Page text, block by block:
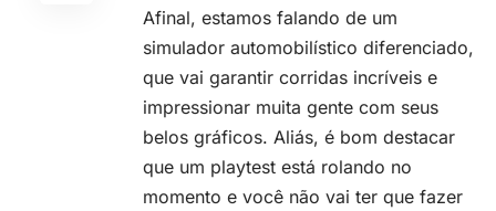
Afinal, estamos falando de um
simulador automobilístico diferenciado,
que vai garantir corridas incríveis e
impressionar muita gente com seus
belos gráficos. Aliás, é bom destacar
que um playtest está rolando no
momento e você não vai ter que fazer